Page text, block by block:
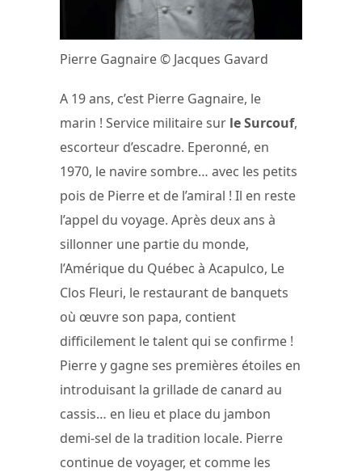
Pierre Gagnaire © Jacques Gavard
A 19 ans, c’est Pierre Gagnaire, le
marin ! Service militaire sur le Surcouf,
escorteur d’escadre. Eperonné, en
1970, le navire sombre… avec les petits
pois de Pierre et de l’amiral ! Il en reste
l’appel du voyage. Après deux ans à
sillonner une partie du monde,
l’Amérique du Québec à Acapulco, Le
Clos Fleuri, le restaurant de banquets
où œuvre son papa, contient
difficilement le talent qui se confirme !
Pierre y gagne ses premières étoiles en
introduisant la grillade de canard au
cassis… en lieu et place du jambon
demi-sel de la tradition locale. Pierre
continue de voyager, et comme les